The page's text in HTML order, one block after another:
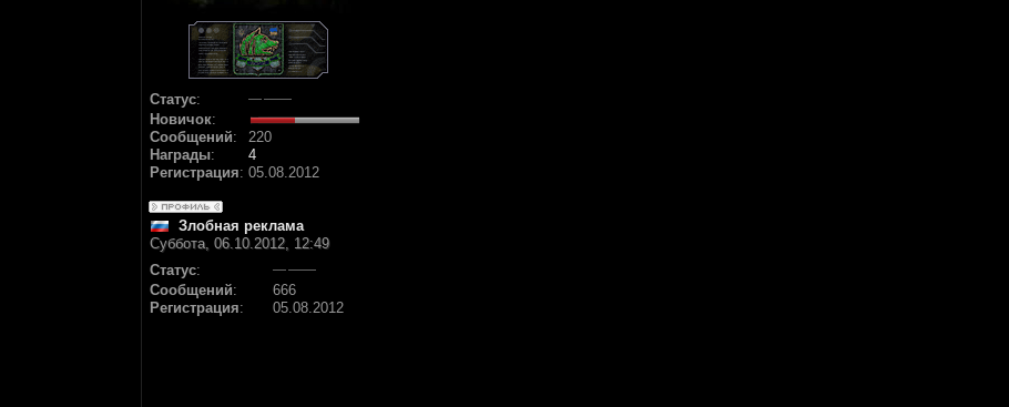
Статус:
Новичок:
Сообщений:
220
Награды:
4
Регистрация: 05.08.2012
Злобная реклама
Суббота, 06.10.2012, 12:49
Статус:
Сообщений:
666
Регистрация: 05.08.2012